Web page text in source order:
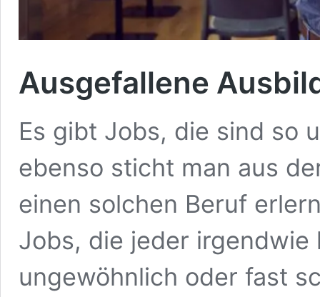
Ausgefallene
Es gibt Jobs, die sind so
ebenso sticht man aus
einen solchen Beruf
Jobs, die jeder
ungewöhnlich oder fast